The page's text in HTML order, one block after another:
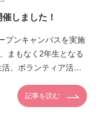
しました！
プンキャンパスを実施
まもなく2年生となる
、ボランティア活動
記事を読む